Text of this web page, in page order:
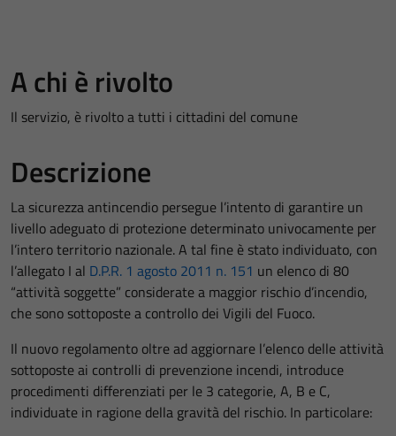
A chi è rivolto
Il servizio, è rivolto a tutti i cittadini del comune
Descrizione
La sicurezza antincendio persegue l’intento di garantire un
livello adeguato di protezione determinato univocamente per
l’intero territorio nazionale. A tal fine è stato individuato, con
l’allegato I al D.P.R. 1 agosto 2011 n. 151 un elenco di 80
“attività soggette” considerate a maggior rischio d’incendio,
che sono sottoposte a controllo dei Vigili del Fuoco.
Il nuovo regolamento oltre ad aggiornare l’elenco delle attività
sottoposte ai controlli di prevenzione incendi, introduce
procedimenti differenziati per le 3 categorie, A, B e C,
individuate in ragione della gravità del rischio. In particolare: